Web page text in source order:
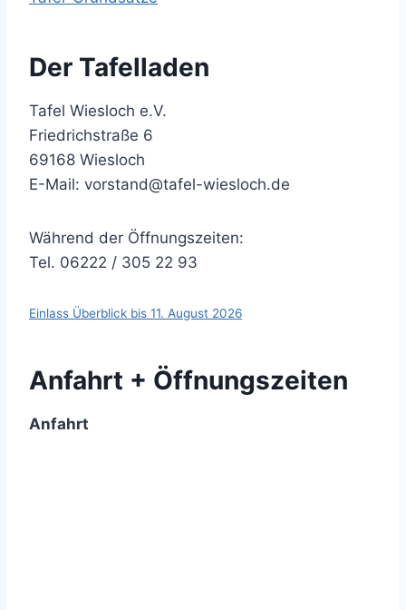
Der Tafelladen
Tafel Wiesloch e.V.
Friedrichstraße 6
69168 Wiesloch
E-Mail: vorstand@tafel-wiesloch.de
Während der Öffnungszeiten:
Tel. 06222 / 305 22 93
Einlass Überblick bis 11. August 2026
Anfahrt + Öffnungszeiten
Anfahrt